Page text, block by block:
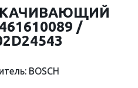
/
BOSCH